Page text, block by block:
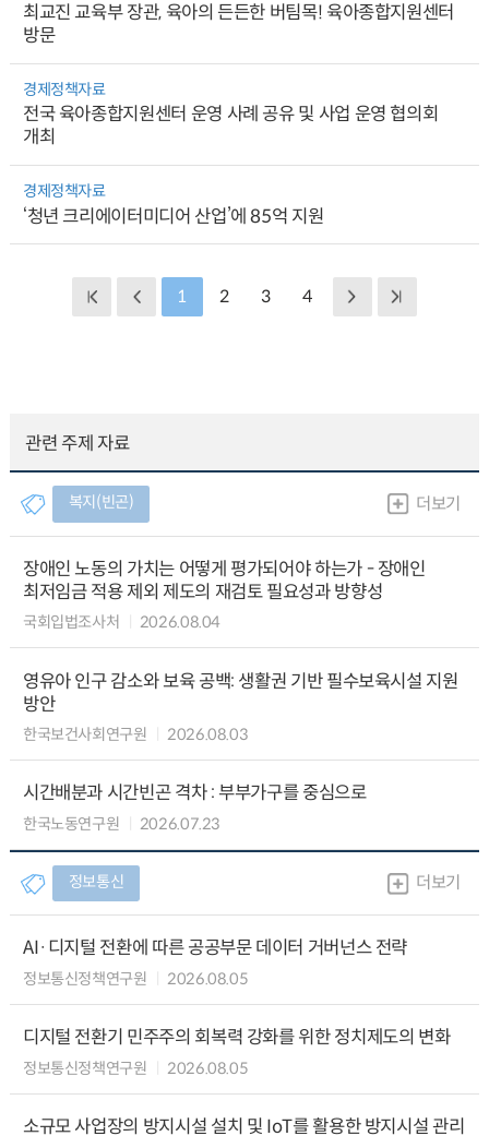
최교진 교육부 장관, 육아의 든든한 버팀목! 육아종합지원센터
방문
경제정책자료
전국 육아종합지원센터 운영 사례 공유 및 사업 운영 협의회
개최
경제정책자료
‘청년 크리에이터미디어 산업’에 85억 지원
1 2 3 4
관련 주제 자료
복지(빈곤) 더보기
장애인 노동의 가치는 어떻게 평가되어야 하는가 - 장애인
최저임금 적용 제외 제도의 재검토 필요성과 방향성
국회입법조사처 2026.08.04
영유아 인구 감소와 보육 공백: 생활권 기반 필수보육시설 지원
방안
한국보건사회연구원 2026.08.03
시간배분과 시간빈곤 격차 : 부부가구를 중심으로
한국노동연구원 2026.07.23
정보통신 더보기
AI·디지털 전환에 따른 공공부문 데이터 거버넌스 전략
정보통신정책연구원 2026.08.05
디지털 전환기 민주주의 회복력 강화를 위한 정치제도의 변화
정보통신정책연구원 2026.08.05
소규모 사업장의 방지시설 설치 및 IoT를 활용한 방지시설 관리